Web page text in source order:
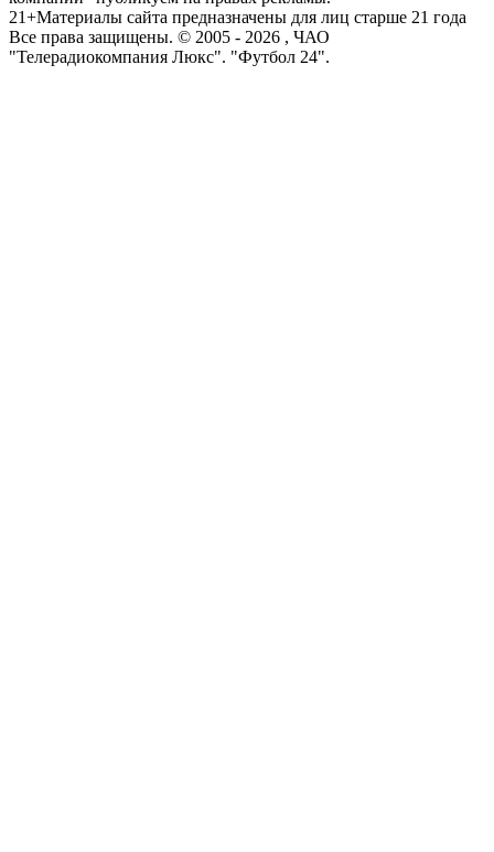
21+Материалы сайта предназначены для лиц старше 21 года
Все права защищены. © 2005 - 2026 , ЧАО
"Телерадиокомпания Люкс". "Футбол 24".